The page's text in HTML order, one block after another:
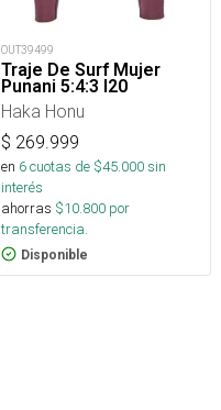
OUT39499
Traje De Surf Mujer
Punani 5:4:3 I20
Haka Honu
$ 269.999
en 6cuotas de $45.000sin
interés
ahorras $10.800 por
transferencia.
Disponible